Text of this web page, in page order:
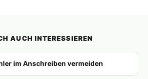
AUCH INTERESSIEREN
im Anschreiben vermeiden